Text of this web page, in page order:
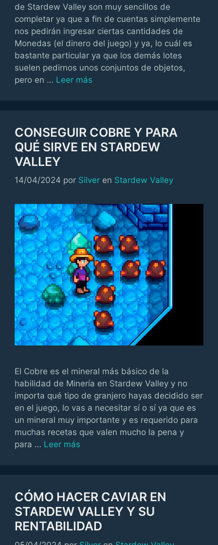
de Stardew Valley son muy sencillos de
completar ya que a fin de cuentas simplemente
nos pedirán ingresar ciertas cantidades de
Monedas (el dinero del juego) y ya, lo cuál es
bastante particular ya que los demás lotes
suelen pedirnos unos conjuntos de objetos,
pero en … Leer más
CONSEGUIR COBRE Y PARA
QUÉ SIRVE EN STARDEW
VALLEY
14/04/2024 por Silver en Categorías
Stardew Valley
El Cobre es el mineral más básico de la
habilidad de Minería en Stardew Valley y no
importa qué tipo de granjero hayas decidido ser
en el juego, lo vas a necesitar sí o sí ya que es
un mineral muy importante y es requerido para
muchas recetas que valen mucho la pena y
para … Leer más
CÓMO HACER CAVIAR EN
STARDEW VALLEY Y SU
RENTABILIDAD
Categorías